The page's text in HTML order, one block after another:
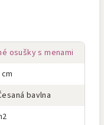
osušky s menami
bavlna